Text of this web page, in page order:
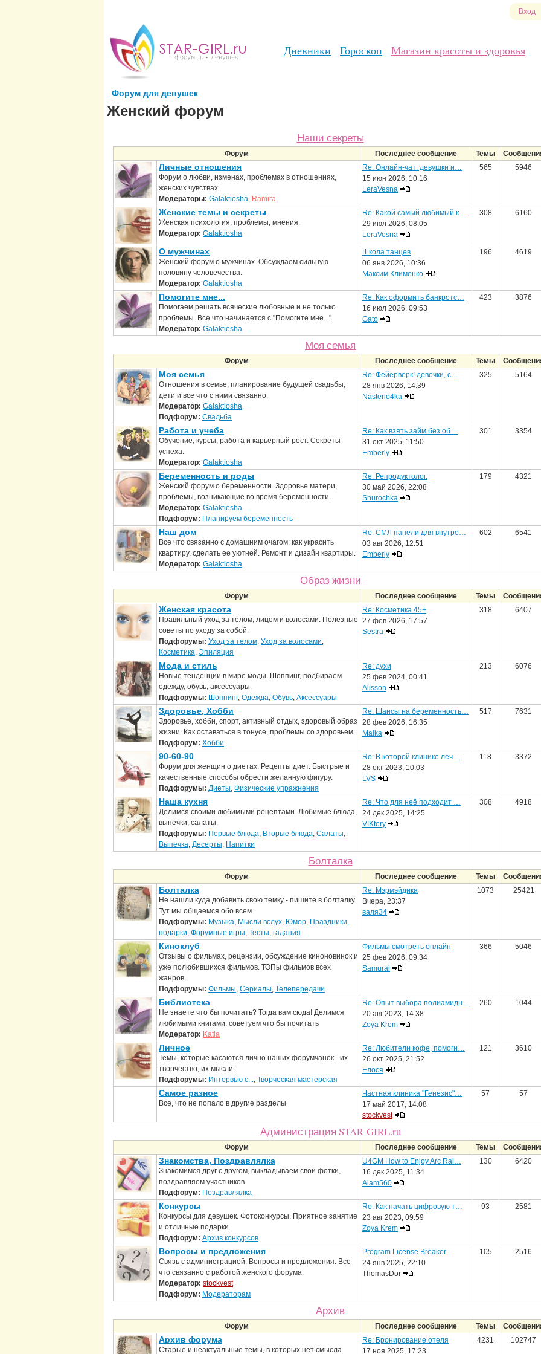
Вход
Дневники Гороскоп Магазин красоты и здоровья
Форум для девушек
Женский форум
Наши секреты
Форум Последнее сообщение Темы
Личные отношения
Форум о любви, изменах, проблемах в отношениях,
женских чувствах.
Модераторы: Galaktiosha, Ramira
Re: Онлайн-чат: девушки и…
15 июн 2026, 10:16
LeraVesna
565 5946
Женские темы и секреты
Женская психология, проблемы, мнения.
Модератор: Galaktiosha
Re: Какой самый любимый к…
29 июл 2026, 08:05
LeraVesna
308 6160
О мужчинах
Женский форум о мужчинах. Обсуждаем сильную
половину человечества.
Модератор: Galaktiosha
Школа танцев
06 янв 2026, 10:36
Максим Клименко
196 4619
Помогите мне...
Помогаем решать всяческие любовные и не только
проблемы. Все что начинается с "Помогите мне...".
Модератор: Galaktiosha
Re: Как оформить банкротс…
16 июл 2026, 09:53
Gato
423 3876
Моя семья
Форум Последнее сообщение Темы
Моя семья
Отношения в семье, планирование будущей свадьбы,
дети и все что с ними связанно.
Модератор: Galaktiosha
Подфорум: Свадьба
Re: Фейерверк! девочки, с…
28 янв 2026, 14:39
Nasteno4ka
325 5164
Работа и учеба
Обучение, курсы, работа и карьерный рост. Секреты
успеха.
Модератор: Galaktiosha
Re: Как взять займ без об…
31 окт 2025, 11:50
Emberly
301 3354
Беременность и роды
Женский форум о беременности. Здоровье матери,
проблемы, возникающие во время беременности.
Модератор: Galaktiosha
Подфорум: Планируем беременность
Re: Репродуктолог.
30 май 2026, 22:08
Shurochka
179 4321
Наш дом
Все что связанно с домашним очагом: как украсить
квартиру, сделать ее уютней. Ремонт и дизайн квартиры.
Модератор: Galaktiosha
Re: СМЛ панели для внутре…
03 авг 2026, 12:51
Emberly
602 6541
Образ жизни
Форум Последнее сообщение Темы
Женская красота
Правильный уход за телом, лицом и волосами. Полезные
советы по уходу за собой.
Подфорумы: Уход за телом, Уход за волосами,
Косметика, Эпиляция
Re: Косметика 45+
27 фев 2026, 17:57
Sestra
318 6407
Мода и стиль
Новые тенденции в мире моды. Шоппинг, подбираем
одежду, обувь, аксессуары.
Подфорумы: Шоппинг, Одежда, Обувь, Аксессуары
Re: духи
25 фев 2024, 00:41
Alisson
213 6076
Здоровье, Хобби
Здоровье, хобби, спорт, активный отдых, здоровый образ
жизни. Как оставаться в тонусе, проблемы со здоровьем.
Подфорум: Хобби
Re: Шансы на беременность…
28 фев 2026, 16:35
Malka
517 7631
90-60-90
Форум для женщин о диетах. Рецепты диет. Быстрые и
качественные способы обрести желанную фигуру.
Подфорумы: Диеты, Физические упражнения
Re: В которой клинике леч…
28 окт 2023, 10:03
LVS
118 3372
Наша кухня
Делимся своими любимыми рецептами. Любимые блюда,
выпечки, салаты.
Подфорумы: Первые блюда, Вторые блюда, Салаты,
Выпечка, Десерты, Напитки
Re: Что для неё подходит …
24 дек 2025, 14:25
VIKtory
308 4918
Болталка
Форум Последнее сообщение Темы
Болталка
Не нашли куда добавить свою темку - пишите в болталку.
Тут мы общаемся обо всем.
Подфорумы: Музыка, Мысли вслух, Юмор, Праздники,
подарки, Форумные игры, Тесты, гадания
Re: Мэрмэйдика
Вчера, 23:37
валя34
1073 25421
Киноклуб
Отзывы о фильмах, рецензии, обсуждение киноновинок и
уже полюбившихся фильмов. ТОПы фильмов всех
жанров.
Подфорумы: Фильмы, Сериалы, Телепередачи
Фильмы смотреть онлайн
25 фев 2026, 09:34
Samurai
366 5046
Библиотека
Не знаете что бы почитать? Тогда вам сюда! Делимся
любимыми книгами, советуем что бы почитать
Модератор: Katia
Re: Опыт выбора полиамидн…
20 авг 2023, 14:38
Zoya Krem
260 1044
Личное
Темы, которые касаются лично наших форумчанок - их
творчество, их мысли.
Подфорумы: Интервью с..., Творческая мастерская
Re: Любители кофе, помоги…
26 окт 2025, 21:52
Елося
121 3610
Самое разное
Все, что не попало в другие разделы
Частная клиника "Генезис"…
17 май 2017, 14:08
stockvest
57 57
Администрация STAR-GIRL.ru
Форум Последнее сообщение Темы
Знакомства, Поздравлялка
Знакомимся друг с другом, выкладываем свои фотки,
поздравляем участников.
Подфорум: Поздравлялка
U4GM How to Enjoy Arc Rai…
16 дек 2025, 11:34
Alam560
130 6420
Конкурсы
Конкурсы для девушек. Фотоконкурсы. Приятное занятие
и отличные подарки.
Подфорум: Архив конкурсов
Re: Как начать цифровую т…
23 авг 2023, 09:59
Zoya Krem
93 2581
Вопросы и предложения
Связь с администрацией. Вопросы и предложения. Все
что связанно с работой женского форума.
Модератор: stockvest
Подфорум: Модераторам
Program License Breaker
24 янв 2025, 22:10
ThomasDor
105 2516
Архив
Форум Последнее сообщение Темы
Архив форума
Старые и неактуальные темы, в которых нет смысла
Re: Бронирование отеля
17 ноя 2025, 17:23
4231 102747